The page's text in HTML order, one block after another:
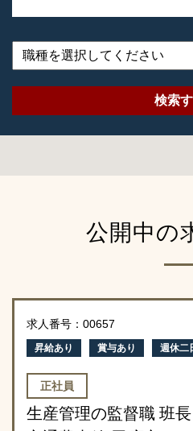
公開中の
求人番号：00657
昇給あり 賞与あり 週休二
正社員
生産管理の監督職 班